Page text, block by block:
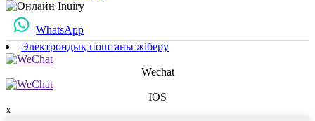
WhatsApp
Электрондық поштаны жіберу
Wechat
IOS
x